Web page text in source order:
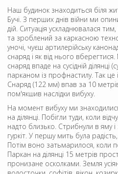
Наш будинок знаходиться біля
Бучі. З перших днів війни ми
дій. Ситуація ускладнювалася
та зроблений за каркасною
уночі, чуєш артилерійську
снаряд і як від нього
снаряд впаде на сусідній ділянці
парканом із профнастилу. Так це
Снаряд (122 мм) впав за 10
пом'якшив наслідки вибуху.
На момент вибуху ми
на ділянці. Побігли туди, коли
надто близько. Стрибнули в яму і
гуркіт. У першу мить була
Потім воно затьмарилося, коли
Паркан на ділянці 15 метрів
пронизане осколками. Земля